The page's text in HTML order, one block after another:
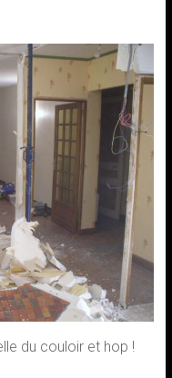
du couloir et hop !